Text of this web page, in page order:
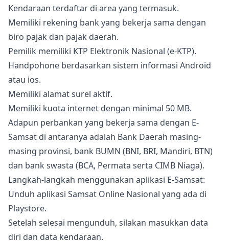
Kendaraan terdaftar di area yang termasuk.
Memiliki rekening bank yang bekerja sama dengan
biro pajak dan pajak daerah.
Pemilik memiliki KTP Elektronik Nasional (e-KTP).
Handpohone berdasarkan sistem informasi Android
atau ios.
Memiliki alamat surel aktif.
Memiliki kuota internet dengan minimal 50 MB.
Adapun perbankan yang bekerja sama dengan E-
Samsat di antaranya adalah Bank Daerah masing-
masing provinsi, bank BUMN (BNI, BRI, Mandiri, BTN)
dan bank swasta (BCA, Permata serta CIMB Niaga).
Langkah-langkah menggunakan aplikasi E-Samsat:
Unduh aplikasi Samsat Online Nasional yang ada di
Playstore.
Setelah selesai mengunduh, silakan masukkan data
diri dan data kendaraan.